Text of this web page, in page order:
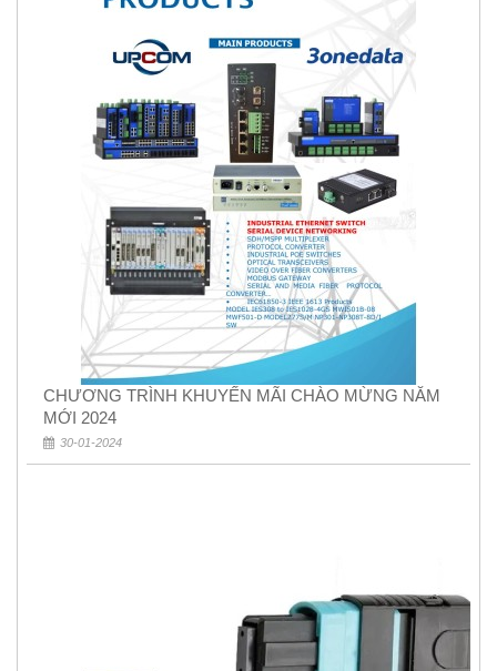
CHƯƠNG TRÌNH KHUYẾN MÃI CHÀO MỪNG NĂM
MỚI 2024
30-01-2024